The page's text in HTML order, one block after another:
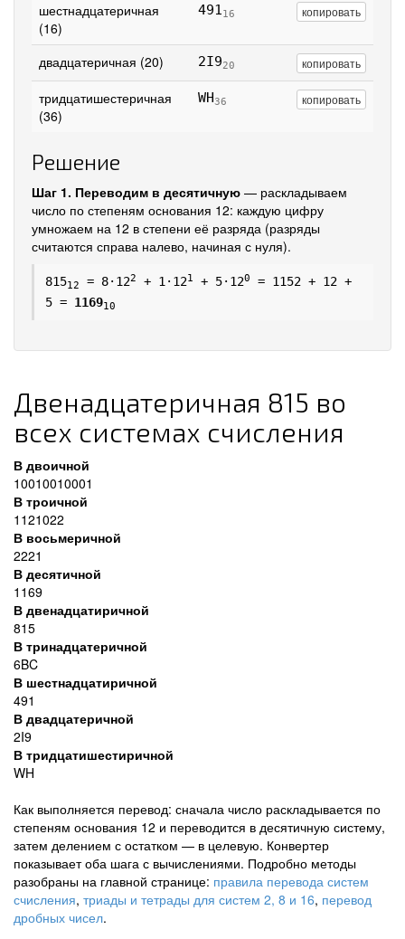
шестнадцатеричная
(16)
49116 копировать
двадцатеричная (20) 2I920 копировать
тридцатишестеричная
(36)
WH36 копировать
Решение
Шаг 1. Переводим в десятичную — раскладываем
число по степеням основания 12: каждую цифру
умножаем на 12 в степени её разряда (разряды
считаются справа налево, начиная с нуля).
81512 = 8·122 + 1·121 + 5·120
= 1152 + 12 +
5 = 116910
Двенадцатеричная 815 во
всех системах счисления
В двоичной
10010010001
В троичной
1121022
В восьмеричной
2221
В десятичной
1169
В двенадцатиричной
815
В тринадцатеричной
6BC
В шестнадцатиричной
491
В двадцатеричной
2I9
В тридцатишестиричной
WH
Как выполняется перевод: сначала число раскладывается по
степеням основания 12 и переводится в десятичную систему,
затем делением с остатком — в целевую. Конвертер
показывает оба шага с вычислениями. Подробно методы
разобраны на главной странице: правила перевода систем
счисления, триады и тетрады для систем 2, 8 и 16, перевод
дробных чисел.